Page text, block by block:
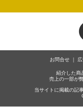
お問合せ
紹介した商
売上の一部が
当サイトに掲載の記